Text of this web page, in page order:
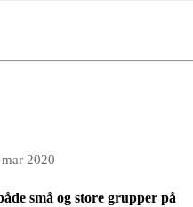
2020
små og store grupper på